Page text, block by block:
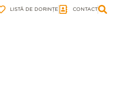
LISTĂ DE DORINȚE CONTACT